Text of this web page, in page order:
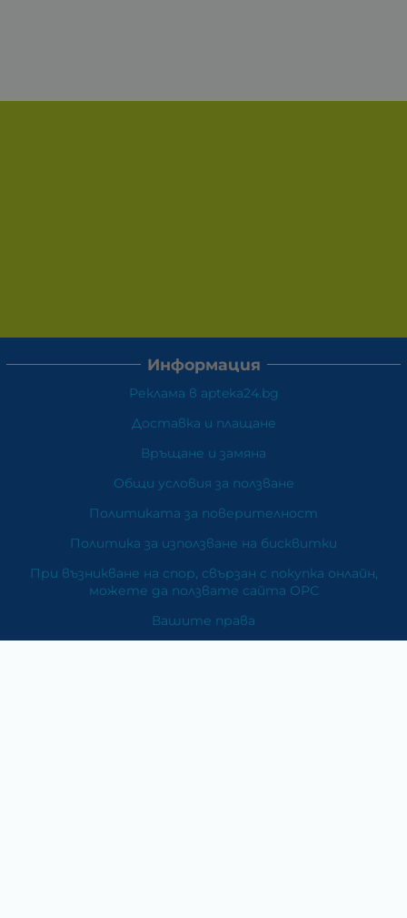
Информация
Реклама в apteka24.bg
Доставка и плащане
Връщане и замяна
Общи условия за ползване
Политиката за поверителност
Политика за използване на бисквитки
При възникване на спор, свързан с покупка онлайн,
можете да ползвате сайта ОРС
Вашите права